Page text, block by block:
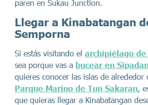
paren en Sukau Junction.
Llegar a Kinabatangan
Semporna
Si estás visitando el archipiélago de
sea porque vas a bucear en
quieres conocer las islas de alrededor
Parque Marino de Tun Sakaran,
que quieras llegar a Kinabatangan